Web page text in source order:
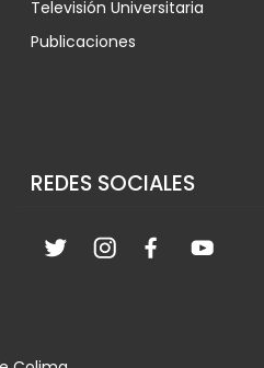
Televisión Universitaria
Publicaciones
REDES SOCIALES